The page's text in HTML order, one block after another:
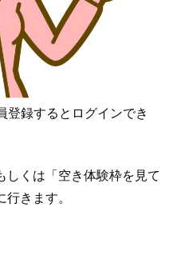
登録するとログインでき
しくは「空き体験枠を見て
きます。